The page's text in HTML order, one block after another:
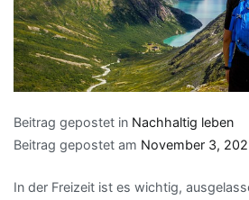
Beitrag gepostet in Nachhaltig leben
Beitrag gepostet am November 3,
In der Freizeit ist es wichtig,